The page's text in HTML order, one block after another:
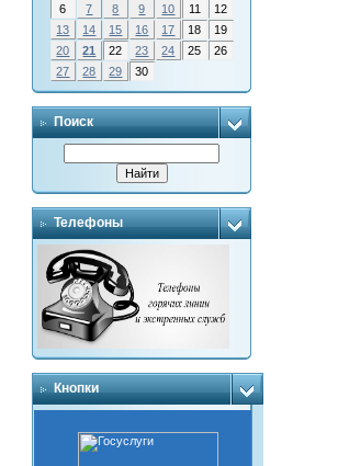
6
7 8 9 10 11
12
13
14 15 16 17 18
19
20
21 22 23 24 25
26
27
28 29 30
Поиск
Телефоны
Кнопки